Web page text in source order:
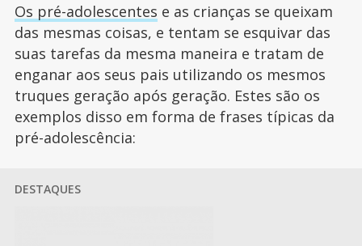
Os pré-adolescentes e as crianças se queixam
das mesmas coisas, e tentam se esquivar das
suas tarefas da mesma maneira e tratam de
enganar aos seus pais utilizando os mesmos
truques geração após geração. Estes são os
exemplos disso em forma de frases típicas da
pré-adolescência:
DESTAQUES